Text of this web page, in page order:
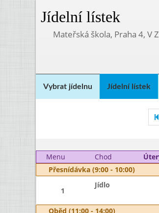
Jídelní lístek
Mateřská škola, Praha 4, V
Vybrat jídelnu Jídelní lístek
Menu
Chod
Přesnídávka (9:00 - 10:00)
1
Jídlo
Oběd (11:00 - 14:00)